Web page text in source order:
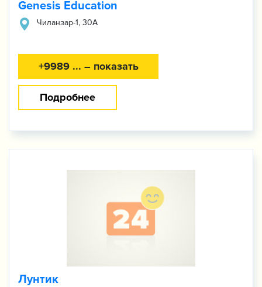
Genesis Education
Чиланзар-1, 30А
+9989 ... – показать
Подробнее
Лунтик